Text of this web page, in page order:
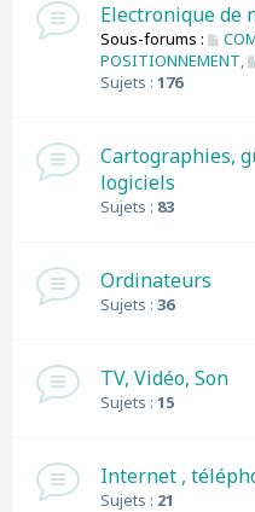
Electronique de
Sous-forums :
POSITIONNEMENT,
Sujets : 176
Cartographies,
logiciels
Sujets : 83
Ordinateurs
Sujets : 36
TV, Vidéo, Son
Sujets : 15
Internet ,
Sujets : 21